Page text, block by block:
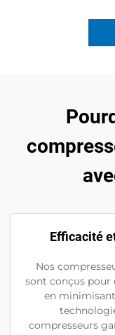
Efficacité
Nos
sont conçus pour
en
compresseurs